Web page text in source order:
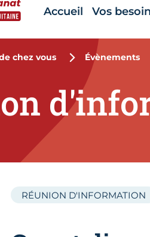
Accueil Vos
chez vous Évènements
RÉUNION D'INFORMATION